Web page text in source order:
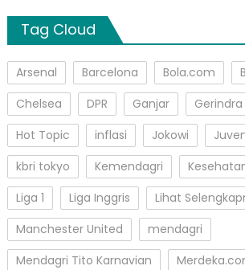
Tag Cloud
Arsenal Barcelona Bola.com
Chelsea
DPR Ganjar Gerindra
Hot Topic
inflasi Jokowi
kbri tokyo
Kemendagri
Liga 1
Liga Inggris Lihat
Manchester United
mendagri
Mendagri Tito Karnavian